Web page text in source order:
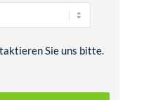
Sie uns bitte.